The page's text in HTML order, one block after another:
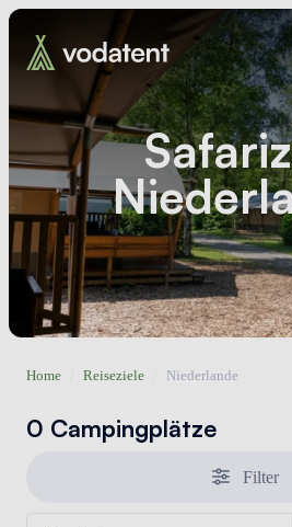
Home Reiseziele Niederlande
0 Campingplätze
Filter